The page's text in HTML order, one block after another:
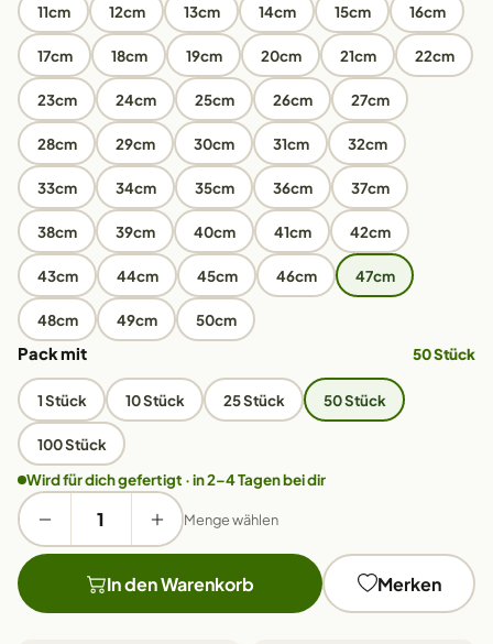
11cm 12cm 13cm 14cm 15cm 16cm
17cm 18cm 19cm 20cm 21cm 22cm
23cm 24cm 25cm 26cm 27cm
28cm 29cm 30cm 31cm 32cm
33cm 34cm 35cm 36cm 37cm
38cm 39cm 40cm 41cm 42cm
43cm 44cm 45cm 46cm 47cm
48cm 49cm 50cm
Pack mit 50 Stück
1 Stück 10 Stück 25 Stück 50 Stück
100 Stück
Wird für dich gefertigt · in 2–4 Tagen bei dir
Menge wählen
In den Warenkorb Merken